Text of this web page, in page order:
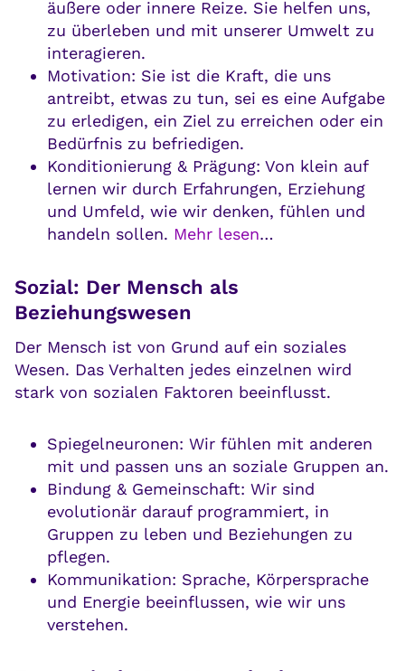
äußere oder innere Reize. Sie helfen uns,
zu überleben und mit unserer Umwelt zu
interagieren.
Motivation: Sie ist die Kraft, die uns
antreibt, etwas zu tun, sei es eine Aufgabe
zu erledigen, ein Ziel zu erreichen oder ein
Bedürfnis zu befriedigen.
Konditionierung & Prägung: Von klein auf
lernen wir durch Erfahrungen, Erziehung
und Umfeld, wie wir denken, fühlen und
handeln sollen. Mehr lesen…
Sozial: Der Mensch als
Beziehungswesen
Der Mensch ist von Grund auf ein soziales
Wesen. Das Verhalten jedes einzelnen wird
stark von sozialen Faktoren beeinflusst.
Spiegelneuronen: Wir fühlen mit anderen
mit und passen uns an soziale Gruppen an.
Bindung & Gemeinschaft: Wir sind
evolutionär darauf programmiert, in
Gruppen zu leben und Beziehungen zu
pflegen.
Kommunikation: Sprache, Körpersprache
und Energie beeinflussen, wie wir uns
verstehen.